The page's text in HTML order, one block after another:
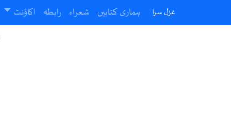
غزل سرا ہماری کتابیں شعراء رابطہ اکاؤنٹ